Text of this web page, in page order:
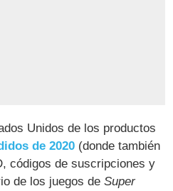
Unidos de los productos
de 2020 (donde también
códigos de suscripciones y
de los juegos deSuper